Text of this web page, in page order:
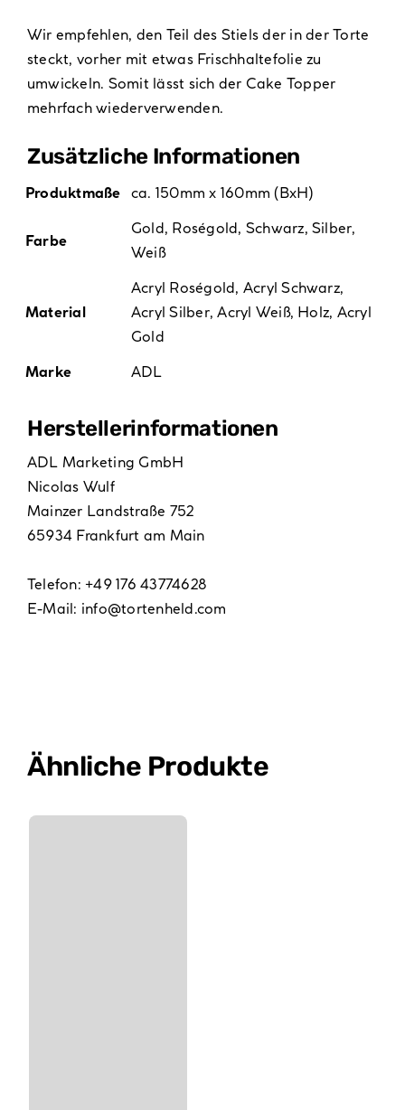
Wir empfehlen, den Teil des Stiels der in der Torte
steckt, vorher mit etwas Frischhaltefolie zu
umwickeln. Somit lässt sich der Cake Topper
mehrfach wiederverwenden.
Zusätzliche Informationen
Produktmaße ca. 150mm x 160mm (BxH)
Farbe
Gold, Roségold, Schwarz,Silber,
Weiß
Material
Acryl Roségold, Acryl Schwarz,
Acryl Silber,Acryl Weiß, Holz, Acryl
Gold
Marke
ADL
Hersteller­informationen
ADL Marketing GmbH
Nicolas Wulf
Mainzer Landstraße 752
65934 Frankfurt am Main
Telefon: +49 176 43774628
E-Mail: info@tortenheld.com
Ähnliche Produkte